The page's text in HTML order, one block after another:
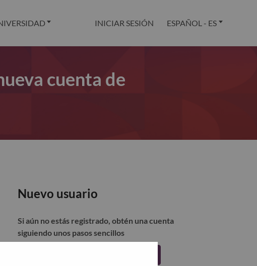
INICIAR SESIÓN ESPAÑOL - ES
cuenta de
Nuevo usuario
Si aún no estás registrado, obtén una cuenta
siguiendo unos pasos sencillos